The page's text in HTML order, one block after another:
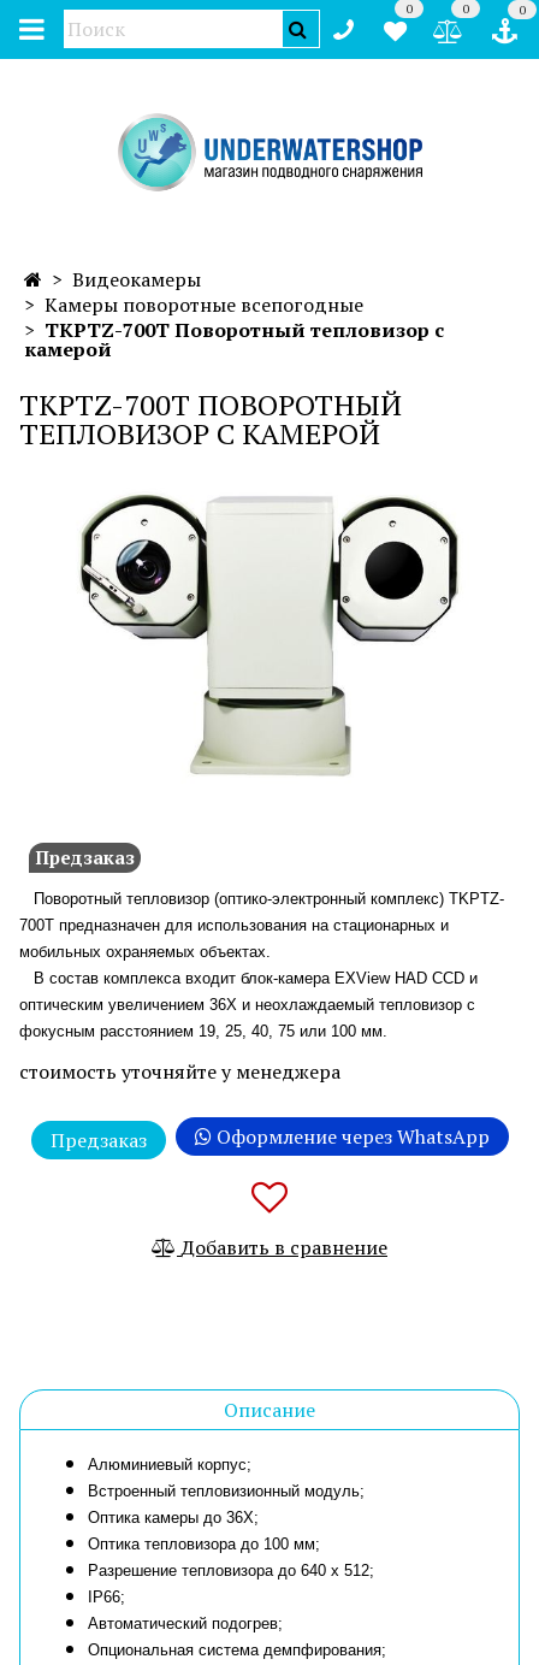
0 0 0
Видеокамеры
Камеры поворотные всепогодные
TKPTZ-700T Поворотный тепловизор с
камерой
TKPTZ-700T ПОВОРОТНЫЙ
ТЕПЛОВИЗОР С КАМЕРОЙ
Предзаказ
Поворотный тепловизор (оптико-электронный комплекс) TKPTZ-
700T предназначен для использования на стационарных и
мобильных охраняемых объектах.
В состав комплекса входит блок-камера EXView HAD CCD и
оптическим увеличением 36Х и неохлаждаемый тепловизор с
фокусным расстоянием 19, 25, 40, 75 или 100 мм.
стоимость уточняйте у менеджера
Предзаказ Оформление через WhatsApp
Добавить в сравнение
Описание
Алюминиевый корпус;
Встроенный тепловизионный модуль;
Оптика камеры до 36Х;
Оптика тепловизора до 100 мм;
Разрешение тепловизора до 640 x 512;
IP66;
Автоматический подогрев;
Опциональная система демпфирования;